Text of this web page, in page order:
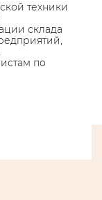
техники
склада
по